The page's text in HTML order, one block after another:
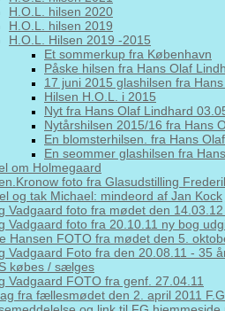
H.O.L. hilsen 2020
H.O.L. hilsen 2019
H.O.L. Hilsen 2019 -2015
Et sommerkup fra København
Påske hilsen fra Hans Olaf
17 juni 2015 glashilsen fra
Hilsen H.O.L. i 2015
Nyt fra Hans Olaf Lindhard
Nytårshilsen 2015/16 fra Hans
En blomsterhilsen. fra Hans
En seommer glashilsen fra
om Holmegaard
foto fra Glasudstilling
og tak Michael: mindeord af Jan Kock
Vadgaard foto fra mødet den
Vadgaard foto fra 20.10.11 ny bog
Hansen FOTO fra mødet den 5.
Vadgaard Foto fra den 20.08.11 - 35
købes / sælges
Vadgaard FOTO fra genf. 27.04.11
fra fællesmødet den 2. april 2011